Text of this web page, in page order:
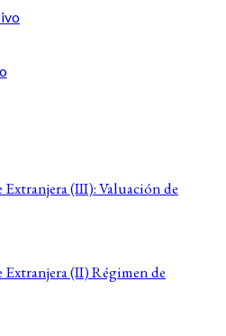
Extranjera (III): Valuación de
Extranjera (II) Régimen de